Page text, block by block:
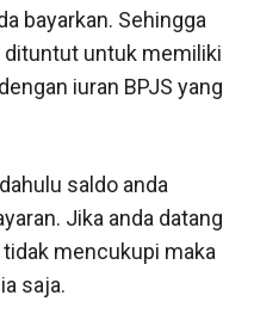
bayarkan. Sehingga
dituntut untuk memiliki
iuran BPJS yang
saldo anda
Jika anda datang
mencukupi maka
saja.